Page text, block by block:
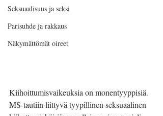
Seksuaalisuus ja seksi
Parisuhde ja rakkaus
Näkymättömät oireet
Kiihoittumisvaikeuksia on monentyyppisiä.
MS-tautiin liittyvä tyypillinen seksuaalinen